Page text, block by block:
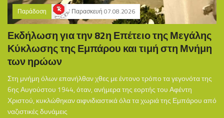
Παράδοση Παρασκευή 07.08.2026
Εκδήλωση για την 82η Επέτειο της Μεγάλης
Κύκλωσης της Εμπάρου και τιμή στη Μνήμη
των ηρώων
Στη μνήμη όλων επανήλθαν χθες με έντονο τρόπο τα γεγονότα της
6ης Αυγούστου 1944, όταν, ανήμερα της εορτής του Αφέντη
Χριστού, κυκλώθηκαν αιφνιδιαστικά όλα τα χωριά της Εμπάρου από
ναζιστικές δυνάμεις